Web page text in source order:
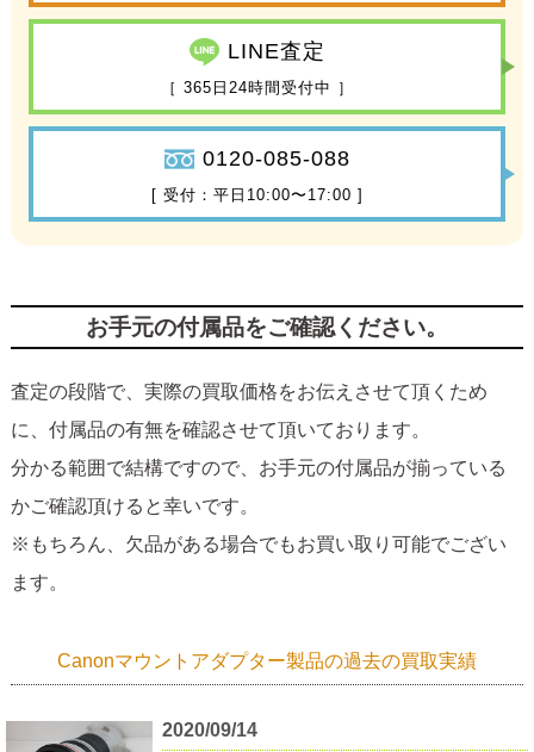
LINE査定
［ 365日24時間受付中 ］
0120-085-088
[ 受付：平日10:00〜17:00 ]
お手元の付属品をご確認ください。
査定の段階で、実際の買取価格をお伝えさせて頂くため
に、付属品の有無を確認させて頂いております。
分かる範囲で結構ですので、お手元の付属品が揃っている
かご確認頂けると幸いです。
※もちろん、欠品がある場合でもお買い取り可能でござい
ます。
Canonマウントアダプター製品の過去の買取実績
2020/09/14